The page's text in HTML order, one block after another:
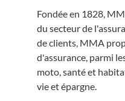
Fondée en 1828,
du secteur de
de clients, MMA
d'assurance, parmi
moto, santé et
vie et épargne.